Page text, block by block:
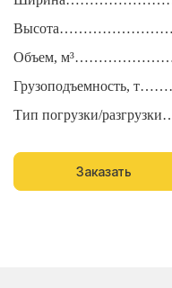
Объем,
Грузоподъемность,
Тип погрузки/
Заказать